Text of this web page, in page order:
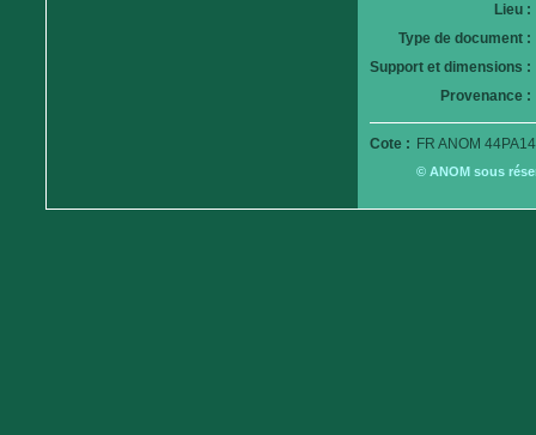
Lieu :
Type de document :
Support et dimensions :
Provenance :
Cote : FR ANOM
© ANOM sous